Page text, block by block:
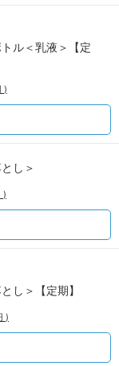
ル＜乳液＞【定
)
し＞
)
し＞【定期】
)